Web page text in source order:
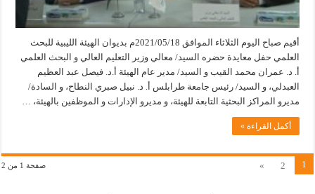
أقيم صباح اليوم الثلاثاء الموافق 2021/05/18م بديوان الهيئة الليبية للبحث
العلمي حفل معايدة حضره السيد/ معالي وزير التعليم العالي و البحث العلمي
أ. د. عمران محمد القيب و السيد/ مدير عام الهيئة أ.د. فيصل عبد العظيم
العبدلي، و السيد/ رئيس جامعة طرابلس أ. د. نبيل صبري النطاح، و السادة/
مديرو المراكز البحثية التابعة للهيئة، و مديرو الإدارات و الموظفين بالهيئة، …
أكمل القراءة »
صفحة 1 من 2 1
2
»